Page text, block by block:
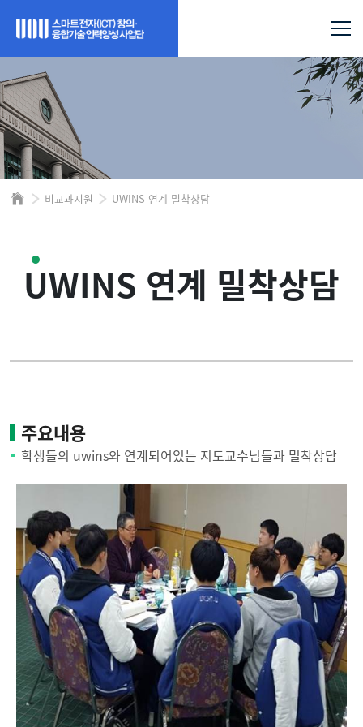
비교과지원 UWINS 연계 밀착상담
UWINS 연계 밀착상담
주요내용
학생들의 uwins와 연계되어있는 지도교수님들과 밀착상담